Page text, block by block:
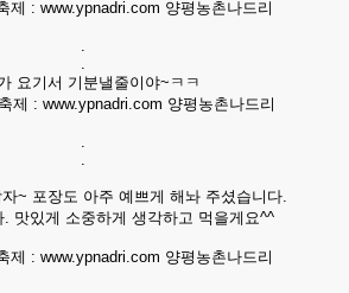
.
.
요기서 기분낼줄이야~ㅋㅋ
​.
.​
~ 포장도 아주 예쁘게 해놔 주셨습니다.
. 맛있게 소중하게 생각하고 먹을게요^^